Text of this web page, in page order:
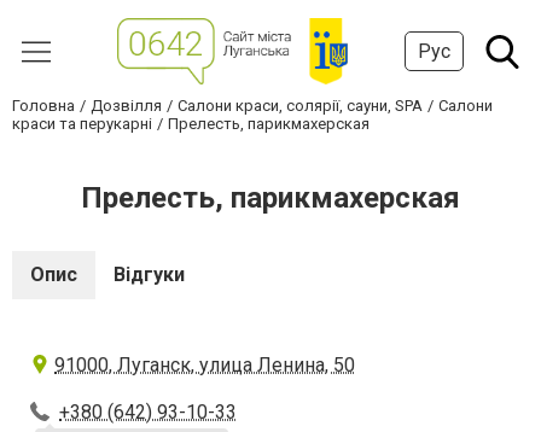
Рус
Головна Дозвілля Салони краси, солярії, сауни, SPA
Салони
краси та перукарні
Прелесть, парикмахерская
Прелесть, парикмахерская
Опис Відгуки
91000, Луганск, улица Ленина, 50
+380 (642) 93-10-33